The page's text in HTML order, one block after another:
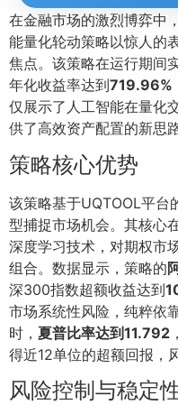
在金融市场的激烈博弈中
能量化轮动策略以惊人的
焦点。该策略在运行期间
年化收益率达到719.96%
仅展示了人工智能在量化
供了高效资产配置的新思路
策略核心优势
该策略基于UQTOOL平台
型捕捉市场机会。其核心
深度学习技术，对期权市
组合。数据显示，策略的
深300指数超额收益达到
市场系统性风险，纯粹依
时， 夏普比率达到11.792
得近12单位的超额回报，
风险控制与稳定